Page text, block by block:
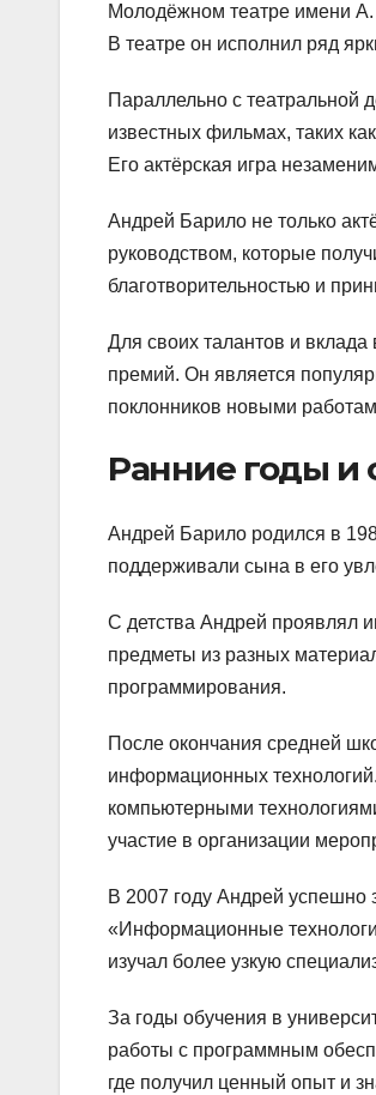
Молодёжном театре имени А.
В театре он исполнил ряд
Параллельно с театральной
известных фильмах, таких
Его актёрская игра
Андрей Барило не только
руководством, которые
благотворительностью и
Для своих талантов и
премий. Он является
поклонников новыми
Ранние годы и
Андрей Барило родился в
поддерживали сына в его
С детства Андрей проявлял
предметы из разных
программирования.
После окончания средней
информационных
компьютерными
участие в организации
В 2007 году Андрей успешно
«Информационные
изучал более узкую
За годы обучения в
работы с программным
где получил ценный опыт и